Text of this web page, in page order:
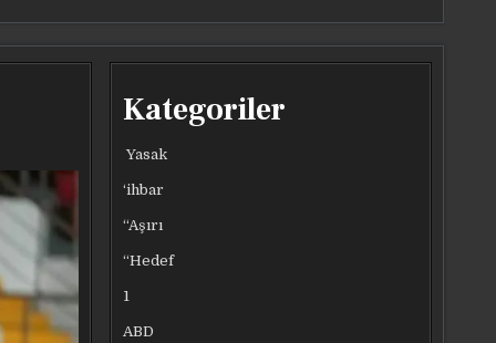
Kategoriler
Yasak
‘ihbar
“Aşırı
“Hedef
1
ABD